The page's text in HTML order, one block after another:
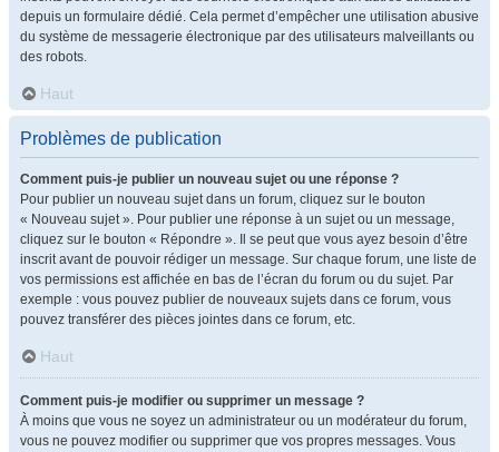
depuis un formulaire dédié. Cela permet d’empêcher une utilisation abusive
du système de messagerie électronique par des utilisateurs malveillants ou
des robots.
Haut
Problèmes de publication
Comment puis-je publier un nouveau sujet ou une réponse ?
Pour publier un nouveau sujet dans un forum, cliquez sur le bouton
« Nouveau sujet ». Pour publier une réponse à un sujet ou un message,
cliquez sur le bouton « Répondre ». Il se peut que vous ayez besoin d’être
inscrit avant de pouvoir rédiger un message. Sur chaque forum, une liste de
vos permissions est affichée en bas de l’écran du forum ou du sujet. Par
exemple : vous pouvez publier de nouveaux sujets dans ce forum, vous
pouvez transférer des pièces jointes dans ce forum, etc.
Haut
Comment puis-je modifier ou supprimer un message ?
À moins que vous ne soyez un administrateur ou un modérateur du forum,
vous ne pouvez modifier ou supprimer que vos propres messages. Vous